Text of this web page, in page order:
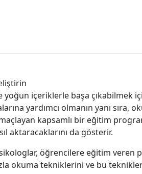
içeriklerle başa çıkabilmek
yardımcı olmanın yanı sıra,
kapsamlı bir eğitim
aktaracaklarını da gösterir.
öğrencilere eğitim
okuma tekniklerini ve bu